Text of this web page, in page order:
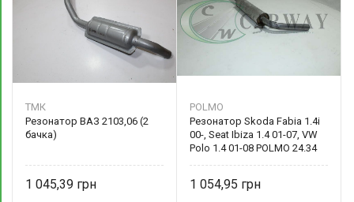
ТМК
Резонатор ВАЗ 2103,06 (2
бачка)
1 045,39
POLMO
Резонатор Skoda Fabia 1.4i
00-, Seat Ibiza 1.4 01-07, VW
Polo 1.4 01-08 POLMO 24.34
1 054,95